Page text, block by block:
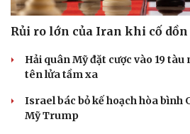
Rủi ro lớn của Iran khi cố
Hải quân Mỹ đặt cược vào 19
tên lửa tầm xa
Israel bác bỏ kế hoạch hòa bình
Mỹ Trump